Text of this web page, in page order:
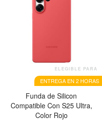
ELEGIBLE PARA
ENTREGA EN 2 HORAS
Funda de Silicon
Compatible Con S25 Ultra,
Color Rojo